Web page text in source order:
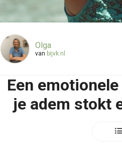
Olga
van bijvk.nl
Een
je adem stokt